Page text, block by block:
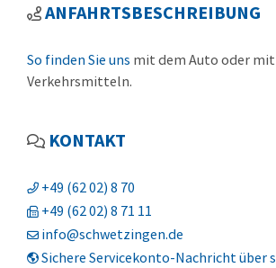
ANFAHRTSBESCHREIBUNG
So finden Sie uns mit dem Auto oder
Verkehrsmitteln.
KONTAKT
+49 (6202) 8 70
+49 (6202) 8 71 11
info@schwetzingen.de
Sichere Servicekonto-Nachricht über